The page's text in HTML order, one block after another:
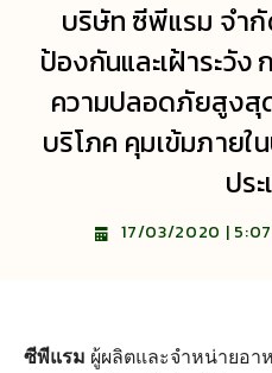
บริษัท ซีพีแรม จำ
ป้องกันและเฝ้าระวั
ความปลอดภัยสูงสุ
บริโภค คุมเข้มภายใ
ปร
17/03/2020 |
ซีพีแรม ผู้ผลิตและจำหน่ายอ